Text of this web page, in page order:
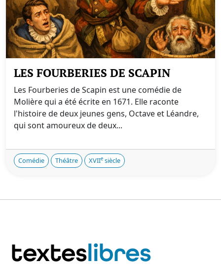
LES FOURBERIES DE SCAPIN
Les Fourberies de Scapin est une comédie de
Molière qui a été écrite en 1671. Elle raconte
l'histoire de deux jeunes gens, Octave et Léandre,
qui sont amoureux de deux...
Comédie Théâtre XVIIe siècle